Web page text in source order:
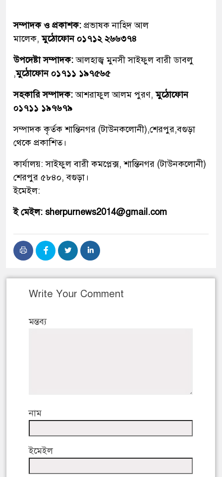
সম্পাদক ও প্রকাশক: প্রভাষক নাহিদ আল
মালেক,মুঠোফোন ০১৭১২ ২৬৬৩৭৪
উপদেষ্টা সম্পাদক:আলহাজ্ব মুনসী সাইফুল বারী ডাবলু
,মুঠোফোন ০১৭১১ ১৯৭৫৬৫
সহকারি সম্পাদক:আশরাফুল আলম পুরণ,মুঠোফোন
০১৭১১ ১৯৭৬৭৯
সম্পাদক কৃর্তক শান্তিনগর (টাউনকলোনী),শেরপুর,বগুড়া
থেকে প্রকাশিত।
কার্যালয়: সাইফুল বারী কমপ্লেক্স, শান্তিনগর (টাউনকলোনী)
শেরপুর ৫৮৪০, বগুড়া।
ইমেইল:
ই মেইল: sherpurnews2014@gmail.com
Write Your Comment
মন্তব্য
নাম
ইমেইল